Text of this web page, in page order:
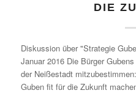
DIE
Diskussion über "Strategie
Januar 2016 Die Bürger
der Neißestadt
Guben fit für die Zukunft